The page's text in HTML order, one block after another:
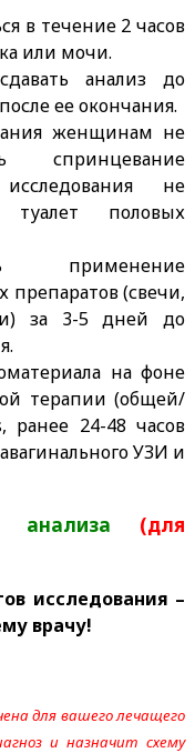
в течение 2 часов
или мочи.
анализ до
ее окончания.
женщинам не
спринцевание
не
туалет половых
применение
(свечи,
за 3-5 дней до
на фоне
терапии (общей/
ранее 24-48 часов
УЗИ и
анализа (для
исследования –
врачу!
для вашего лечащего
и назначит схему